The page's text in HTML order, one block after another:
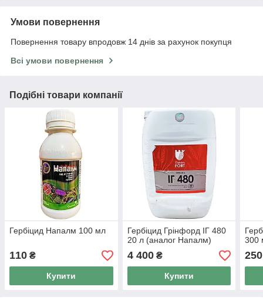
Умови повернення
Повернення товару впродовж 14 днів за рахунок покупця
Всі умови повернення
Подібні товари компанії
Гербіцид Напалм 100 мл
110 ₴
Купити
Гербіцид Грінфорд ІГ 480
20 л (аналог Напалм)
4 400₴
Купити
300
250